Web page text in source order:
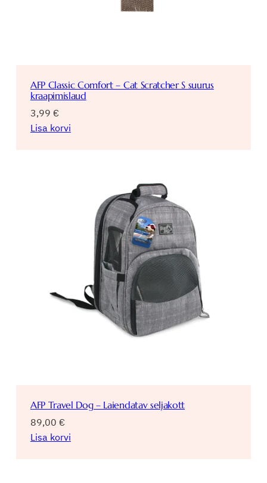
AFP Classic Comfort – Cat Scratcher S suurus
kraapimislaud
3,99 €
Lisa korvi
AFP Travel Dog – Laiendatav seljakott
89,00 €
Lisa korvi